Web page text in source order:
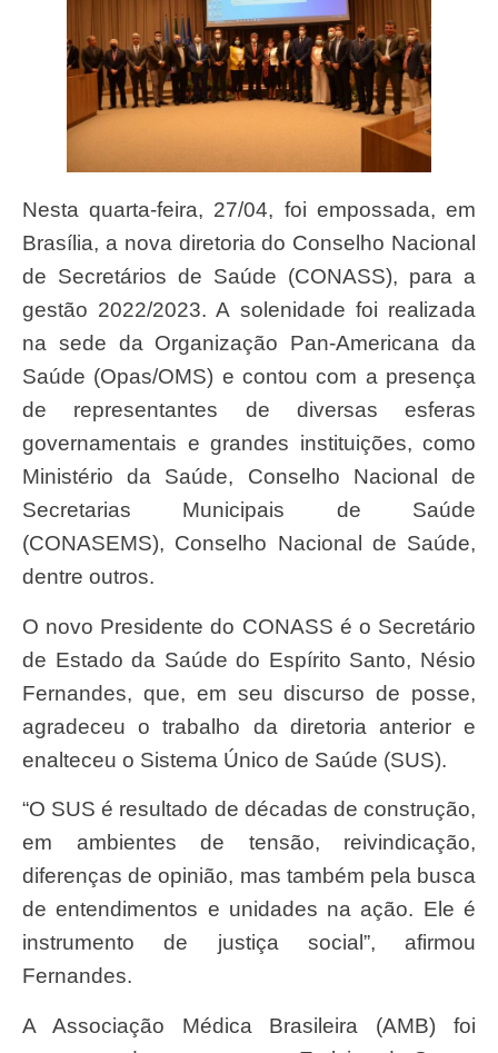
Nesta quarta-feira, 27/04, foi empossada, em
Brasília, a nova diretoria do Conselho Nacional
de Secretários de Saúde (CONASS), para a
gestão 2022/2023. A solenidade foi realizada
na sede da Organização Pan-Americana da
Saúde (Opas/OMS) e contou com a presença
de representantes de diversas esferas
governamentais e grandes instituições, como
Ministério da Saúde, Conselho Nacional de
Secretarias Municipais de Saúde
(CONASEMS), Conselho Nacional de Saúde,
dentre outros.
O novo Presidente do CONASS é o Secretário
de Estado da Saúde do Espírito Santo, Nésio
Fernandes, que, em seu discurso de posse,
agradeceu o trabalho da diretoria anterior e
enalteceu o Sistema Único de Saúde (SUS).
“O SUS é resultado de décadas de construção,
em ambientes de tensão, reivindicação,
diferenças de opinião, mas também pela busca
de entendimentos e unidades na ação. Ele é
instrumento de justiça social”, afirmou
Fernandes.
A Associação Médica Brasileira (AMB) foi